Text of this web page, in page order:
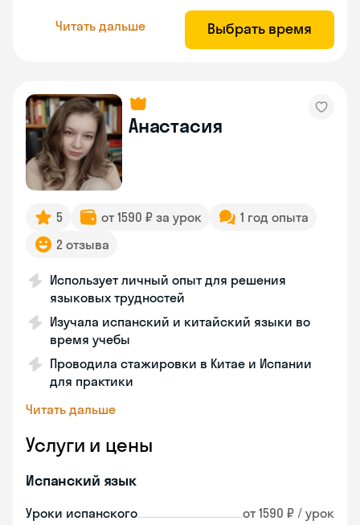
Читать дальше Выбрать время
Анастасия
5 от 1590 ₽ за урок
1 год опыта
2 отзыва
Использует личный опыт для решения
языковых трудностей
Изучала испанский и китайский языки во
время учебы
Проводила стажировки в Китае и Испании
для практики
Читать дальше
Услуги и цены
Испанский язык
Уроки испанского от 1590 ₽ / урок